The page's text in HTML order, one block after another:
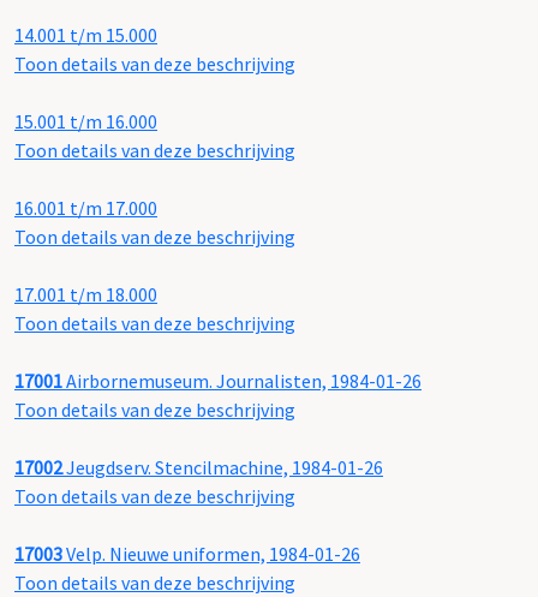
14.001 t/m 15.000
Toon details van deze beschrijving
15.001 t/m 16.000
Toon details van deze beschrijving
16.001 t/m 17.000
Toon details van deze beschrijving
17.001 t/m 18.000
Toon details van deze beschrijving
17001Airbornemuseum. Journalisten, 1984-01-26
Toon details van deze beschrijving
17002Jeugdserv. Stencilmachine, 1984-01-26
Toon details van deze beschrijving
17003Velp. Nieuwe uniformen, 1984-01-26
Toon details van deze beschrijving